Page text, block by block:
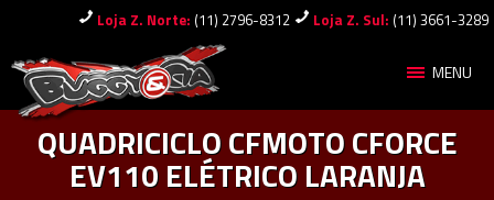
Loja Z. Sul: (11) 3661-3289
Loja Z. Norte: (11) 2796-8312
MENU
QUADRICICLO CFMOTO CFORCE
EV110 ELÉTRICO LARANJA